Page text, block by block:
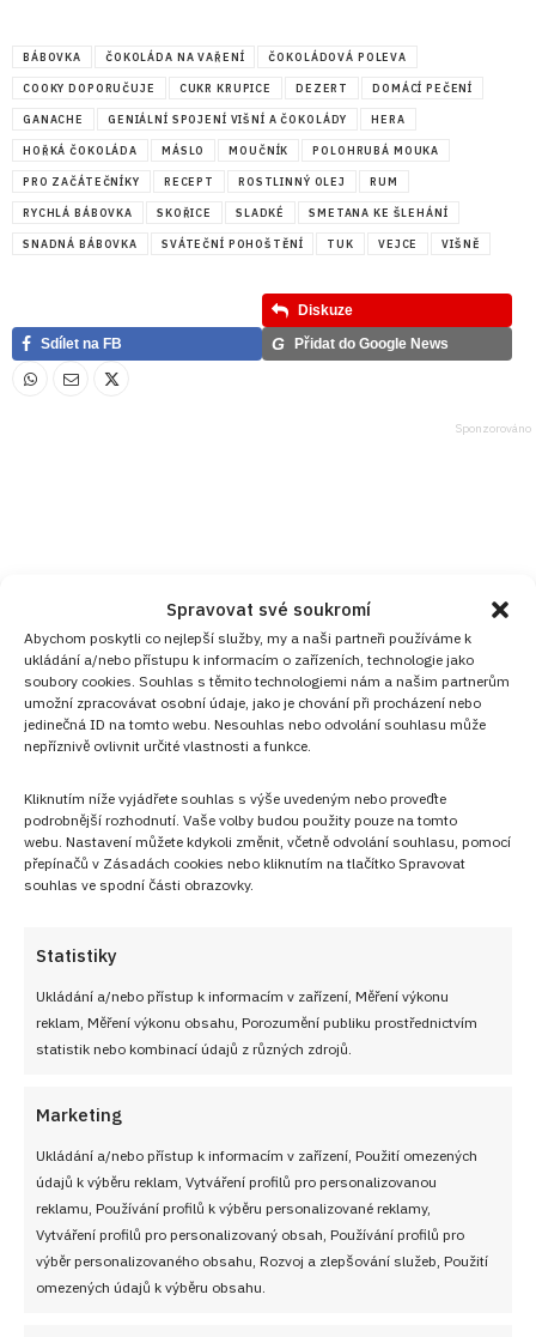
Spravovat své soukromí
Abychom poskytli co nejlepší služby, my a naši partneři používáme k
ukládání a/nebo přístupu k informacím o zařízeních, technologie jako
soubory cookies. Souhlas s těmito technologiemi nám a našim partnerům
umožní zpracovávat osobní údaje, jako je chování při procházení nebo
jedinečná ID na tomto webu. Nesouhlas nebo odvolání souhlasu může
nepříznivě ovlivnit určité vlastnosti a funkce.
Kliknutím níže vyjádřete souhlas s výše uvedeným nebo proveďte
podrobnější rozhodnutí. Vaše volby budou použity pouze na tomto
webu. Nastavení můžete kdykoli změnit, včetně odvolání souhlasu, pomocí
přepínačů v Zásadách cookies nebo kliknutím na tlačítko Spravovat
souhlas ve spodní části obrazovky.
Statistiky
Ukládání a/nebo přístup k informacím v zařízení, Měření výkonu
reklam, Měření výkonu obsahu, Porozumění publiku prostřednictvím
statistik nebo kombinací údajů z různých zdrojů.
Marketing
Ukládání a/nebo přístup k informacím v zařízení, Použití omezených
údajů k výběru reklam, Vytváření profilů pro personalizovanou
reklamu, Používání profilů k výběru personalizované reklamy,
Vytváření profilů pro personalizovaný obsah, Používání profilů pro
výběr personalizovaného obsahu, Rozvoj a zlepšování služeb, Použití
omezených údajů k výběru obsahu.
BÁBOVKA ČOKOLÁDA NA VAŘENÍ ČOKOLÁDOVÁ POLEVA
COOKY DOPORUČUJE CUKR KRUPICE DEZERT DOMÁCÍ PEČENÍ
GANACHE GENIÁLNÍ SPOJENÍ VIŠNÍ A ČOKOLÁDY HERA
HOŘKÁ ČOKOLÁDA MÁSLO MOUČNÍK POLOHRUBÁ MOUKA
PRO ZAČÁTEČNÍKY RECEPT ROSTLINNÝ OLEJ RUM
RYCHLÁ BÁBOVKA SKOŘICE SLADKÉ SMETANA KE ŠLEHÁNÍ
SNADNÁ BÁBOVKA SVÁTEČNÍ POHOŠTĚNÍ TUK VEJCE VIŠNĚ
Diskuze
Sdílet na FB
G Přidat do Google News
PŘEDCHOZÍ RECEPT
Dokonale nadýchaná a
sypká rýže podomácku: Je
DALŠÍ RECEPT
Tradiční hodolanská